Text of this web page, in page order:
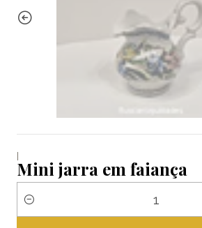
|
Mini jarra em faiança
Quantidade